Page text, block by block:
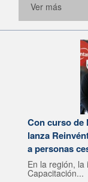
Ver más
Con curso de
lanza
a personas
En la región, la
Capacitación...